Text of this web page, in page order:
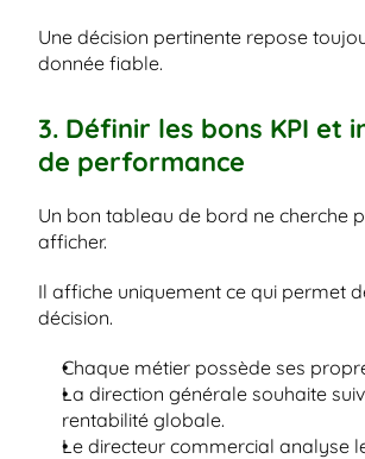
Une décision pertinente repose
donnée fiable.
3. Définir les bons KPI et
de performance
Un bon tableau de bord ne cherche
afficher.
Il affiche uniquement ce qui permet
décision.
Chaque métier possède ses
La direction générale souhaite
rentabilité globale.
Le directeur commercial analyse